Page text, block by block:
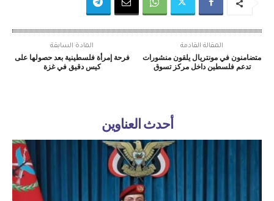
المادة السابقة
فرحة إمرأة فلسطينية بعد حصولها على
كيس دقيق في غزة
المقالة القادمة
متضامنون في مونتريال يلقون منشورات
تدعم فلسطين داخل مركز تسوق
أحدث العناوين